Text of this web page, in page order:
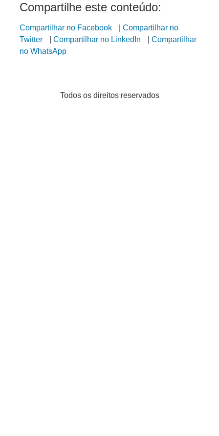
Compartilhe este conteúdo:
Compartilhar no Facebook
Compartilhar no
Twitter
Compartilhar no LinkedIn
Compartilhar
no WhatsApp
Todos os direitos reservados